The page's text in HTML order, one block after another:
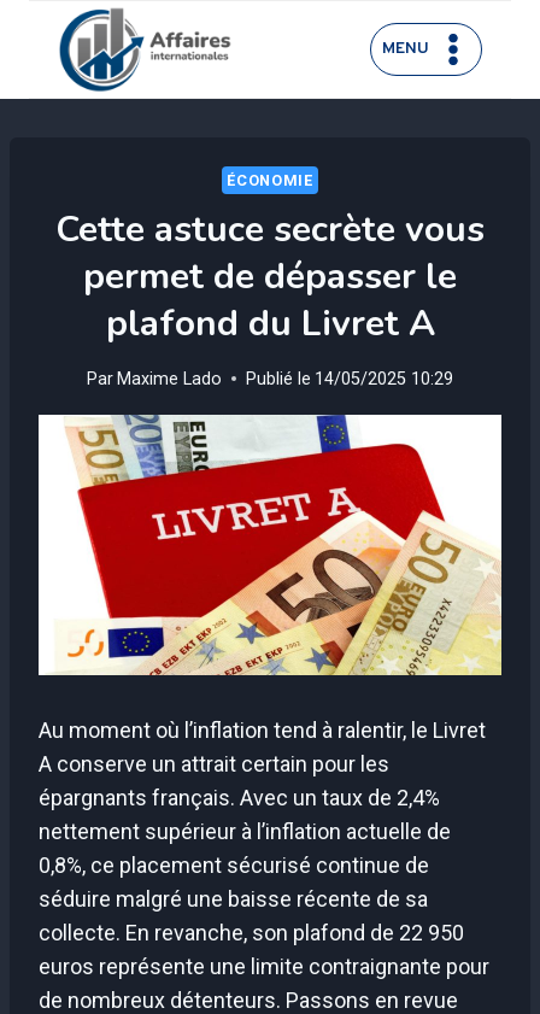
contenu
MENU
ÉCONOMIE
Cette astuce secrète vous
permet de dépasser le
plafond du Livret A
Par Maxime Lado Publié le 14/05/2025 10:29
Au moment où l’inflation tend à ralentir, le Livret
A conserve un attrait certain pour les
épargnants français. Avec un taux de 2,4%
nettement supérieur à l’inflation actuelle de
0,8%, ce placement sécurisé continue de
séduire malgré une baisse récente de sa
collecte. En revanche, son plafond de 22 950
euros représente une limite contraignante pour
de nombreux détenteurs. Passons en revue